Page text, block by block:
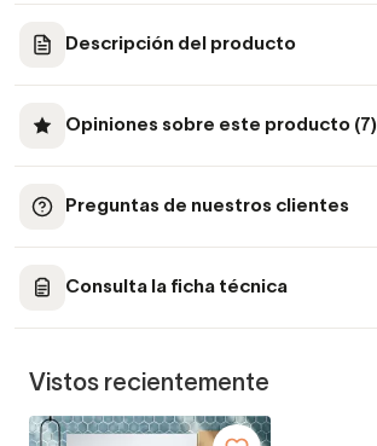
Descripción del producto
Opiniones sobre este producto (7)
Preguntas de nuestros clientes
Consulta la ficha técnica
Vistos recientemente